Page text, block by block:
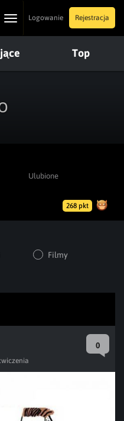
ToggleLogowanie Rejestracja
Top
Ulubione
268 pkt
Filmy
0